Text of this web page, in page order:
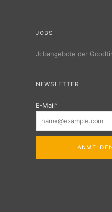
JOBS
Jobangebote der
NEWSLETTER
E-Mail*
ANMELDEN